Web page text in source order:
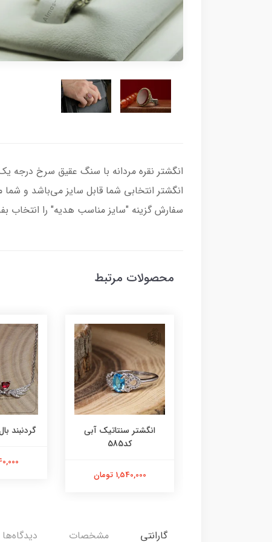
انگشتر انتخابی شما قابل سایز می‌باشد و شما
سفارش گزینه "سایز مناسب هدیه" را انتخاب
محصولات مرتبط
انگشتر سنتاتیک آبی
کد585
1,540,000 تومان
گردنبند
گارانتی مشخصات دیدگاه‌ها